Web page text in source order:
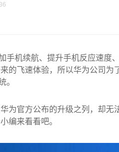
手机续航、提升手机反应速度
的飞速体验，所以华为公司为
。
为官方公布的升级之列，却无
编来看看吧。